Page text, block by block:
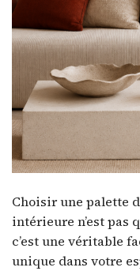
Choisir une palette
intérieure n’est pas
c’est une véritable
unique dans votre